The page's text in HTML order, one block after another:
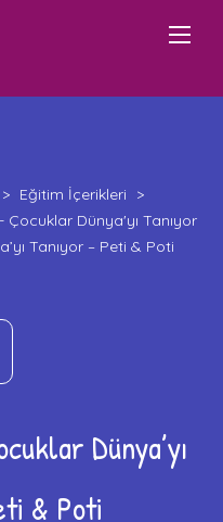
> Eğitim İçerikleri
>
Çocuklar Dünya'yı Tanıyor
Tanıyor – Peti & Poti
Dünya’yı
& Poti